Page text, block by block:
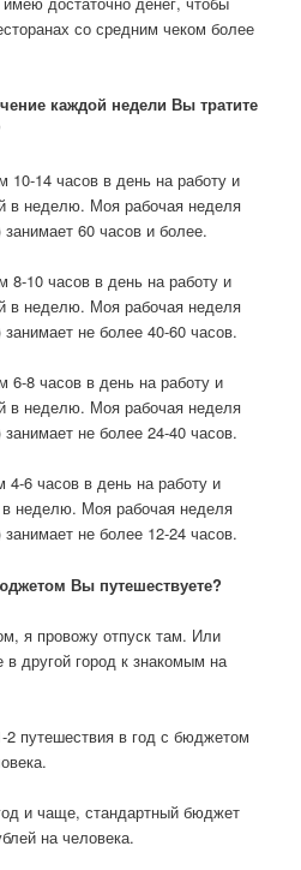
со средним чеком более
каждой недели Вы тратите
10-14 часов в день на работу и
в неделю. Моя рабочая неделя
60 часов и более.
8-10 часов в день на работу и
в неделю. Моя рабочая неделя
не более 40-60 часов.
6-8 часов в день на работу и
в неделю. Моя рабочая неделя
не более 24-40 часов.
4-6 часов в день на работу и
неделю. Моя рабочая неделя
не более 12-24 часов.
Вы путешествуете?
я провожу отпуск там. Или
в другой город к знакомым на
2 путешествия в год с бюджетом
и чаще, стандартный бюджет
на человека.